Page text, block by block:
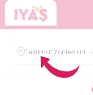
Teslimat Yöntemini
Belirle